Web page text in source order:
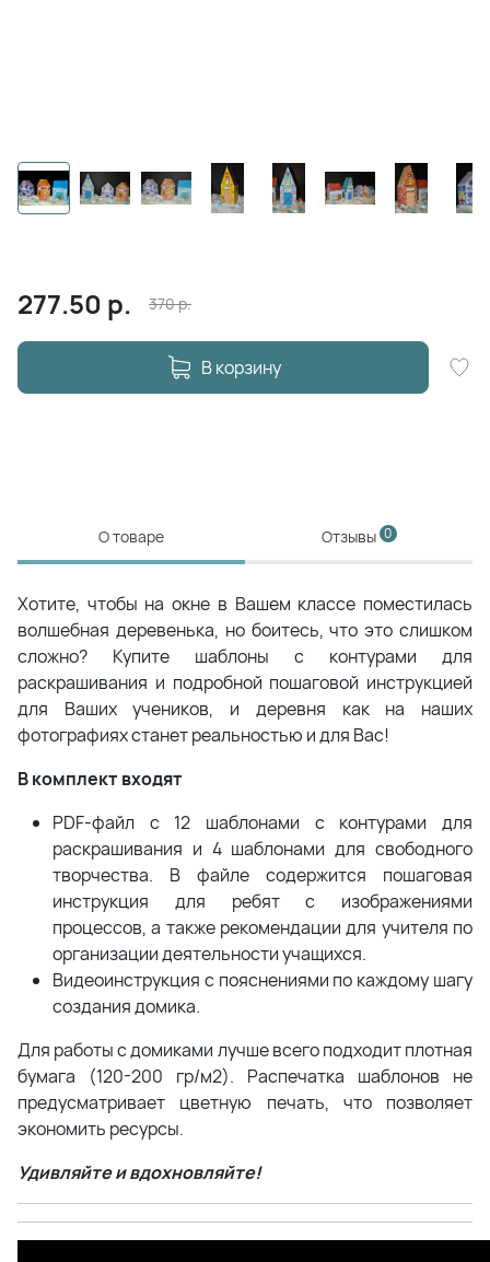
277.50 р. 370р.
В корзину
О товаре Отзывы 0
Хотите, чтобы на окне в Вашем классе поместилась
волшебная деревенька, но боитесь, что это слишком
сложно? Купите шаблоны с контурами для
раскрашивания и подробной пошаговой инструкцией
для Ваших учеников, и деревня как на наших
фотографиях станет реальностью и для Вас!
В комплект входят
PDF-файл с 12 шаблонами с контурами для
раскрашивания и 4 шаблонами для свободного
творчества. В файле содержится пошаговая
инструкция для ребят с изображениями
процессов, а также рекомендации для учителя по
организации деятельности учащихся.
Видеоинструкция с пояснениями по каждому шагу
создания домика.
Для работы с домиками лучше всего подходит плотная
бумага (120-200 гр/м2). Распечатка шаблонов не
предусматривает цветную печать, что позволяет
экономить ресурсы.
Удивляйте и вдохновляйте!